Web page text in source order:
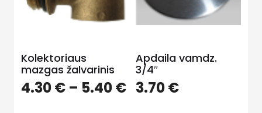
Kolektoriaus
mazgas žalvarinis
4.30€ – 5.40€
Apdaila vamdz.
3/4″
3.70€